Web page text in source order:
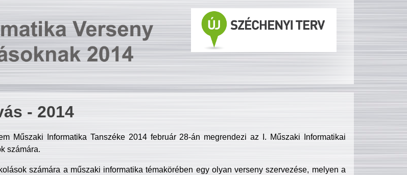
- 2014
Műszaki Informatika Tanszéke 2014 február 28-án megrendezi az I. Műszaki Informatikai
számára.
számára a műszaki informatika témakörében egy olyan verseny szervezése, melyen a